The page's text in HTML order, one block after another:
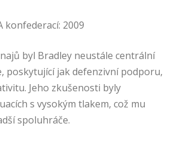
konfederací: 2009
byl Bradley neustále centrální
poskytující jak defenzivní podporu,
Jeho zkušenosti byly
s vysokým tlakem, což mu
spoluhráče.